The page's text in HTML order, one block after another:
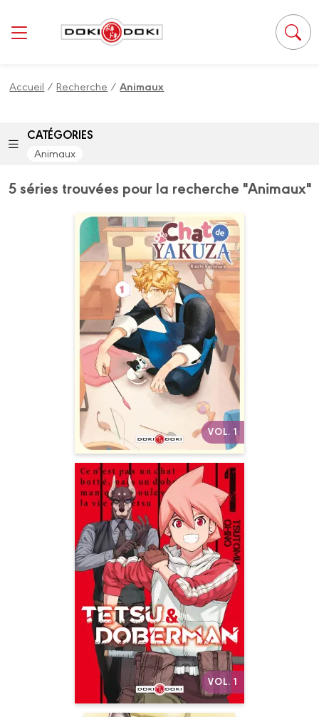
Accueil /Recherche /Animaux
CATÉGORIES
Animaux
5 séries trouvées pour la recherche "Animaux"
VOL. 1
Chat de yakuza
Vol. 01
Date de parution :
04/05/2022
Quand un (ex-)yakuza
recueille un adorable chaton...
En voilà, un duo improbable !
Une comédie animalière feel-
good !
Autres volumes
VOL. 1
Tetsu &
Doberman
Vol. 01
Date de parution :
05/05/2021
Les chasseurs de monstres
sortent les crocs ! Ne
manquez pas le duo explosif
du shônen d’action !
Autres volumes